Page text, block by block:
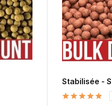
Stabilisée -